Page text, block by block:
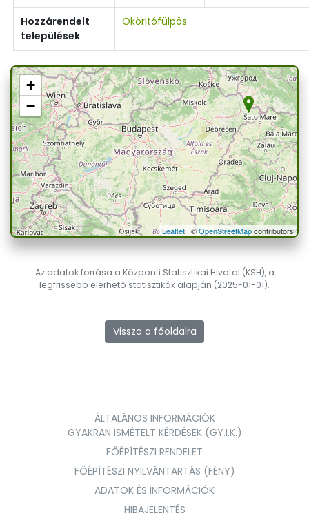
Hozzárendelt
települések
Ököritófülpös
+
−
Leaflet| ©OpenStreetMapcontributors
Az adatok forrása a Központi Statisztikai Hivatal (KSH), a
legfrissebb elérhető statisztikák alapján (2025-01-01).
Vissza a főoldalra
ÁLTALÁNOS INFORMÁCIÓK
GYAKRAN ISMÉTELT KÉRDÉSEK (GY.I.K.)
FŐÉPÍTÉSZI RENDELET
FŐÉPÍTÉSZI NYILVÁNTARTÁS (FÉNY)
ADATOK ÉS INFORMÁCIÓK
HIBAJELENTÉS